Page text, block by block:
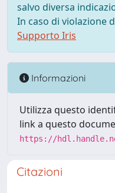
salvo diversa
In caso di violazione
Supporto Iris
Informazioni
Utilizza questo
link a questo
https://
Citazioni